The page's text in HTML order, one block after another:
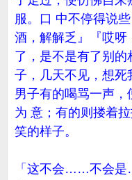
服。口 中不停得说
酒，解解乏』『哎
了，是不是有了别
子，几天不见，想死
男子有的喝骂一声
为 意；有的则搂着
笑的样子。
「这不会……不会